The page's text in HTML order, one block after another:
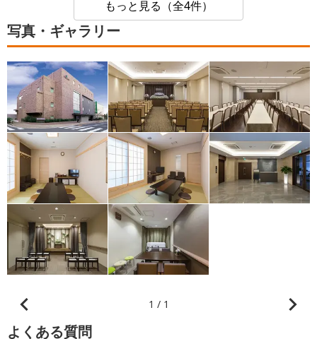
もっと見る（全4件）
写真・ギャラリー
1 / 1
よくある質問